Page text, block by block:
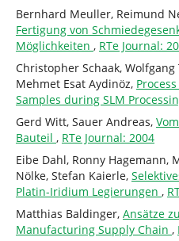
Bernhard Meuller, Reimund
Fertigung von
Möglichkeiten , RTe Journal:
Christopher Schaak,
Mehmet Esat Aydinöz,
Samples during SLM
Gerd Witt, Sauer Andreas,
Bauteil , RTe Journal: 2004
Eibe Dahl, Ronny Hagemann,
Nölke, Stefan Kaierle,
Platin-Iridium Legierungen ,
Matthias Baldinger, Ansätze
Manufacturing Supply Chain ,